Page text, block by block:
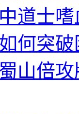
道士
何突
山倍